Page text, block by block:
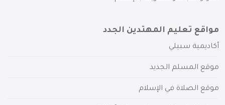
مواقع تعليم المهتدين الجدد
أكاديمية سبيلي
موقع المسلم الجديد
موقع الصلاة في الإسلام